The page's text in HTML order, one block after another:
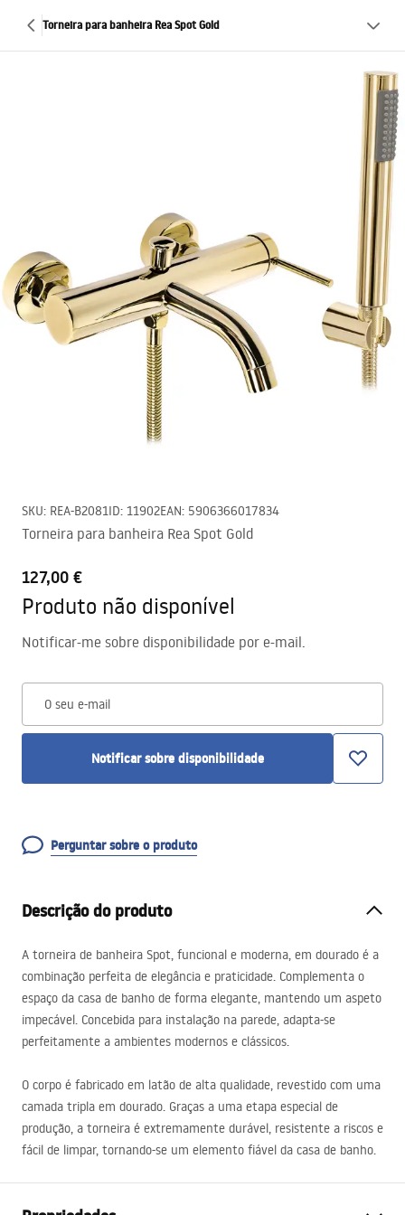
Torneira para banheira Rea Spot Gold
SKU: REA-B2081ID: 11902EAN: 5906366017834
Torneira para banheira Rea Spot Gold
127,00 €
Produto não disponível
Notificar-me sobre disponibilidade por e-mail.
O seu e-mail
Notificar sobre disponibilidade
Perguntar sobre o produto
Descrição do produto
A torneira de banheira Spot, funcional e moderna, em dourado é a
combinação perfeita de elegância e praticidade. Complementa o
espaço da casa de banho de forma elegante, mantendo um aspeto
impecável. Concebida para instalação na parede, adapta-se
perfeitamente a ambientes modernos e clássicos.
O corpo é fabricado em latão de alta qualidade, revestido com uma
camada tripla em dourado. Graças a uma etapa especial de
produção, a torneira é extremamente durável, resistente a riscos e
fácil de limpar, tornando-se um elemento fiável da casa de banho.